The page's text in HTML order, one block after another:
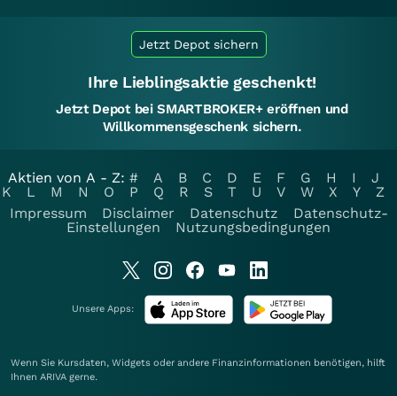
Jetzt Depot sichern
Ihre Lieblingsaktie geschenkt!
Jetzt Depot bei SMARTBROKER+ eröffnen und
Willkommensgeschenk sichern.
Aktien von A - Z: # A B C D E F G H I
J
K
L M N O P Q R S T U V W X Y
Z
Impressum
Disclaimer Datenschutz
Datenschutz-
Einstellungen
Nutzungsbedingungen
Unsere Apps:
Wenn Sie Kursdaten, Widgets oder andere Finanzinformationen benötigen, hilft
Ihnen ARIVA gerne.